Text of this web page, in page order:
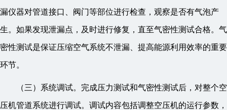
漏仪器对管道接口、阀门等部位进行检查，观察是否有气泡产
生。如果发现泄漏点，及时进行修复，直至气密性测试合格。气
密性测试是保证压缩空气系统不泄漏、提高能源利用效率的重要
环节。
（三）系统调试。完成压力测试和气密性测试后，对整个空
压机管道系统进行调试。调试内容包括调整空压机的运行参数，